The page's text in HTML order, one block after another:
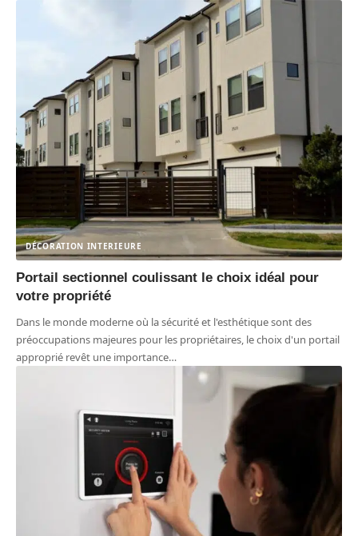
DÉCORATION INTERIEURE
Portail sectionnel coulissant le choix idéal pour
votre propriété
Dans le monde moderne où la sécurité et l'esthétique sont des
préoccupations majeures pour les propriétaires, le choix d'un portail
approprié revêt une importance…